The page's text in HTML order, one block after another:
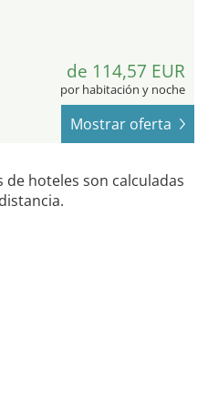
de 114,57 EUR
por habitación y noche
Mostrar oferta
hoteles son calculadas